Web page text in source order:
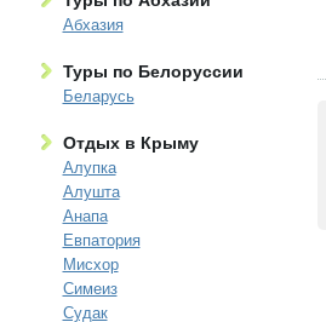
Абхазия
Туры по Белоруссии
Беларусь
Отдых в Крыму
Алупка
Алушта
Анапа
Евпатория
Мисхор
Симеиз
Судак